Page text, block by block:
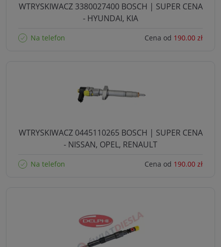
WTRYSKIWACZ 3380027400 BOSCH | SUPER CENA
- HYUNDAI, KIA
Na telefon Cena od 190.00 zł
WTRYSKIWACZ 0445110265 BOSCH | SUPER CENA
- NISSAN, OPEL, RENAULT
Na telefon Cena od 190.00 zł